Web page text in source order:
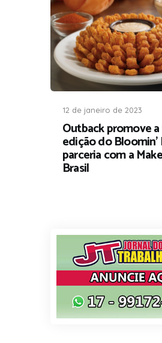
12 de janeiro de 2023
Outback promove a
edição do Bloomin’
parceria com a
Brasil